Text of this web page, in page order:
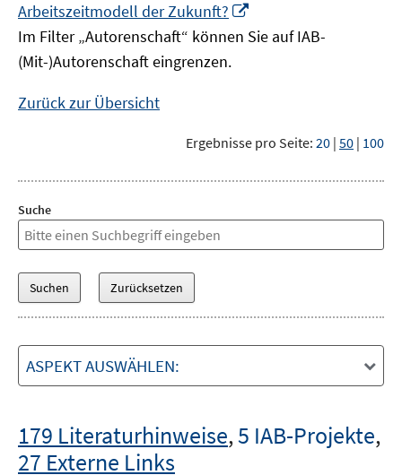
Arbeitszeitmodell der Zukunft?
neuem
Im Filter „Autorenschaft“ können Sie auf IAB-
(Mit-)Autorenschaft eingrenzen.
Zurück zur Übersicht
Ergebnisse pro Seite: 20 | 50 | 100
Suche
ASPEKT AUSWÄHLEN:
179 Literaturhinweise,5 IAB-Projekte,
27 Externe Links